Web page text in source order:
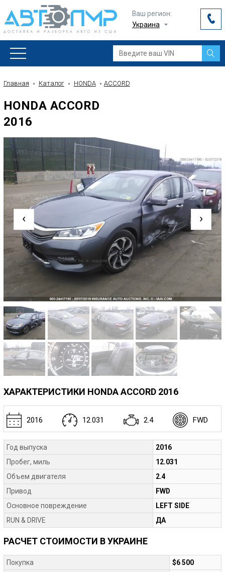
Ваш регион:
Украина
Главная Каталог HONDA ACCORD
HONDA ACCORD
2016
‹ ›
ХАРАКТЕРИСТИКИ HONDA ACCORD 2016
2016 12.031 2.4 FWD
Год выпуска
2016
Пробег, миль
12.031
Объем двигателя
2.4
Привод
FWD
Основное повреждение
LEFT SIDE
RUN & DRIVE
ДА
РАСЧЕТ СТОИМОСТИ В УКРАИНЕ
Покупка
$6 500